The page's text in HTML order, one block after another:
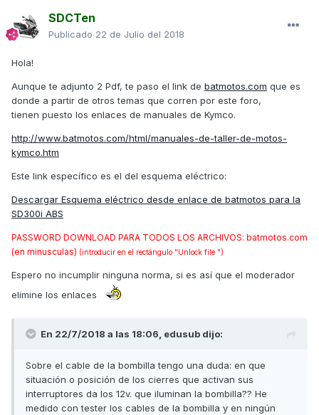
SDCTen
Publicado 22 de Julio del 2018
Hola!
Aunque te adjunto 2 Pdf, te paso el link de batmotos.com que es
donde a partir de otros temas que corren por este foro,
tienen puesto los enlaces de manuales de Kymco.
http://www.batmotos.com/html/manuales-de-taller-de-motos-
kymco.htm
Este link específico es el del esquema eléctrico:
Descargar Esquema eléctrico desde enlace de batmotos para la
SD300i ABS
PASSWORD DOWNLOAD PARA TODOS LOS ARCHIVOS: batmotos.com
(en minusculas) (introducir en el rectángulo "Unlock file ")
Espero no incumplir ninguna norma, si es así que el moderador
elimine los enlaces
En 22/7/2018 a las 18:06, edusub dijo:
Sobre el cable de la bombilla tengo una duda: en que
situación o posición de los cierres que activan sus
interruptores da los 12v. que iluminan la bombilla?? He
medido con tester los cables de la bombilla y en ningún